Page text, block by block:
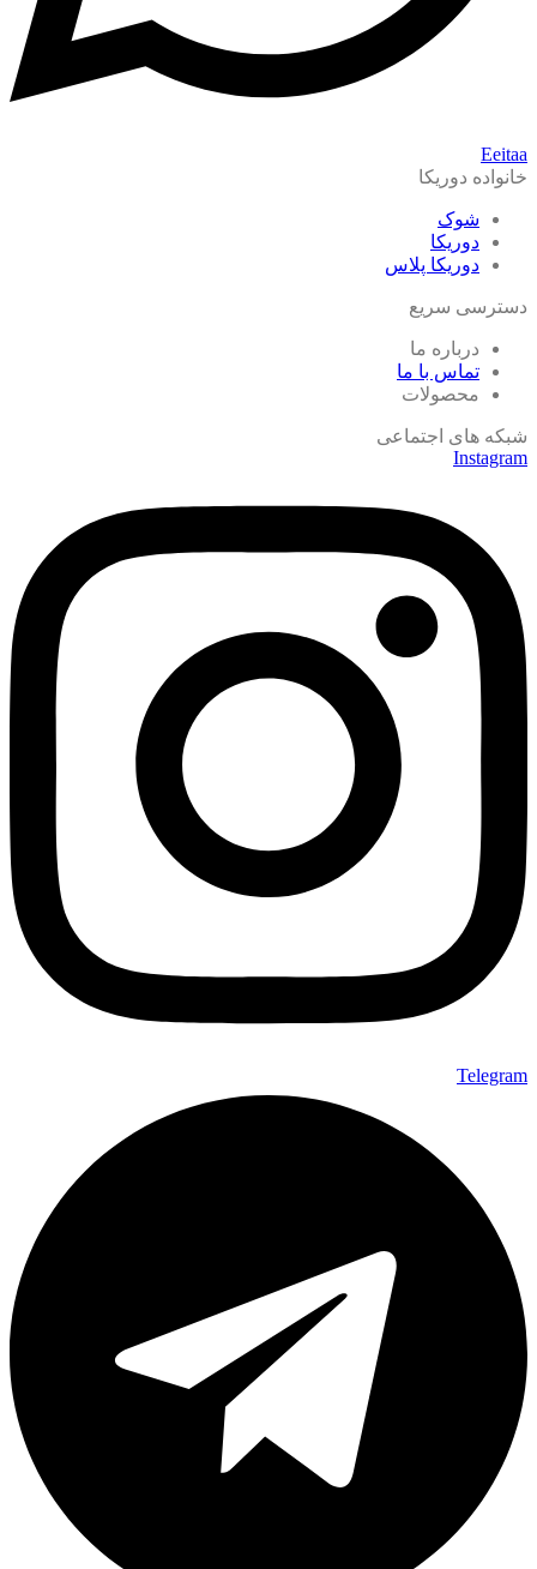
Eeitaa
خانواده دوریکا
شوک
دوریکا
دوریکا پلاس
دسترسی سریع
درباره ما
تماس با ما
محصولات
شبکه های اجتماعی
Instagram
Telegram